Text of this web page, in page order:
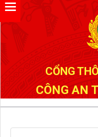
CỔNG
CÔNG AN